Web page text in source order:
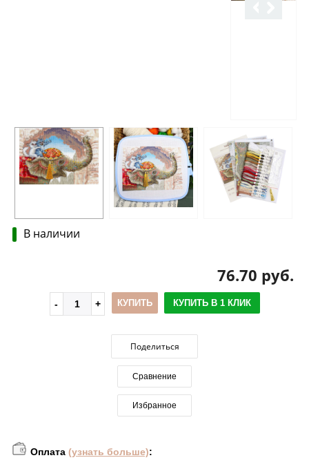
В наличии
76.70 руб.
КУПИТЬ КУПИТЬ В 1 КЛИК
Поделиться
Сравнение
Избранное
Оплата (узнать больше):